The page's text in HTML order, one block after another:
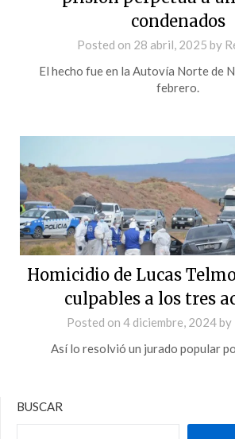
condenados
Posted on 28 abril, 2025 by
El hecho fue en la Autovía Norte de
febrero.
Homicidio de Lucas
culpables a los tres
Posted on 4 diciembre, 2024by
Así lo resolvió un jurado popular
BUSCAR